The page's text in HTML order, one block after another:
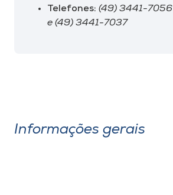
Telefones: (49) 3441-7056
e (49) 3441-7037
Informações gerais